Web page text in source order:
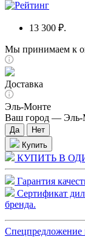
13 300 ₽.
Мы принимаем к
Доставка
Эль-Монте
Ваш город —
Купить
КУПИТЬ В
Гарантия
Сертификат
бренда.
Спецпредложение